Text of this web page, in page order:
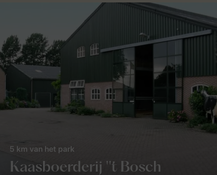
Kaasboerderij ''t Bosch
5 km van het park